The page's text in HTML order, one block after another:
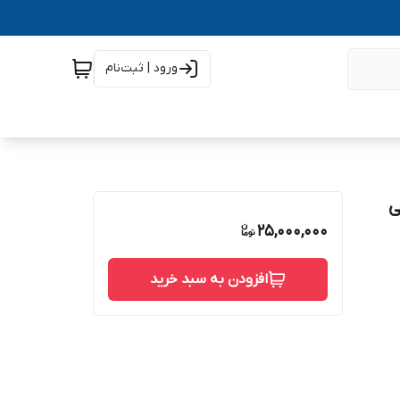
ورود | ثبت‌نام
25,000,000
افزودن به سبد خرید